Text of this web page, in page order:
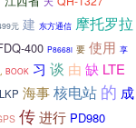
元 建 东方通信 摩托罗拉
400 P8668i 要 使用 享
BOOK 习 谈 由 缺 LTE
LKP 海事核电站 的 成
传进行 PD980